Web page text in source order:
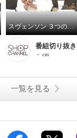
スヴェンソン ３つの有効成分配合 育毛、薄毛、脱毛の予防！ ザ・チャーガ薬用育毛剤 ２本スペシャルセット
番組切り抜き
－ cm
一覧を見る